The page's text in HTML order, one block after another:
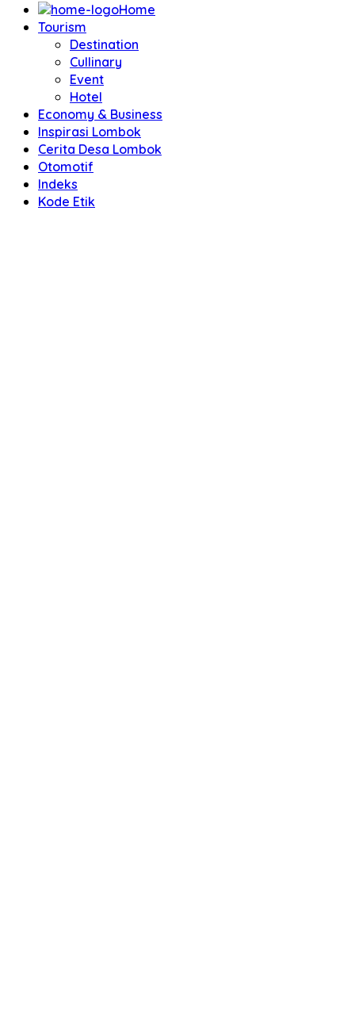
Home
Tourism
Destination
Cullinary
Event
Hotel
Economy & Business
Inspirasi Lombok
Cerita Desa Lombok
Otomotif
Indeks
Kode Etik